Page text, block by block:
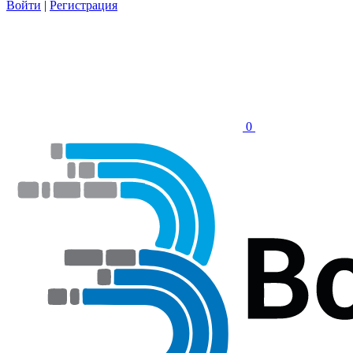
Войти | Регистрация
0